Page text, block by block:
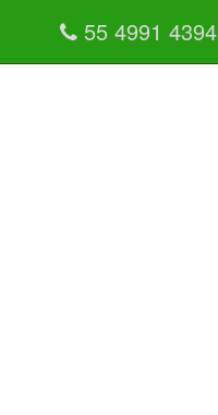
55 4991 4394